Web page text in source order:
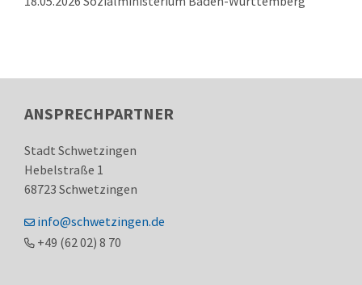
ANSPRECHPARTNER
Stadt Schwetzingen
Hebelstraße 1
68723 Schwetzingen
info@schwetzingen.de
+49 (6202) 8 70